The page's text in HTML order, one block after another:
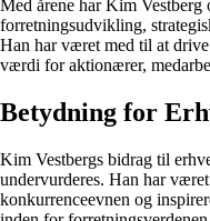
Med årene har Kim Vestberg
forretningsudvikling,
Han har været med til at
værdi for aktionærer,
Betydning for
Kim Vestbergs bidrag til
undervurderes. Han har
konkurrenceevnen og